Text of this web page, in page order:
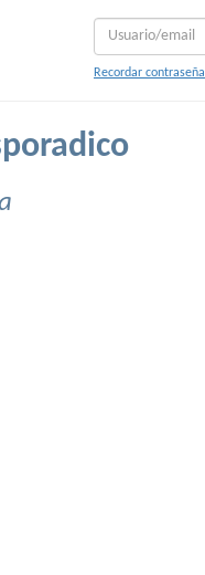
Recordar contraseña